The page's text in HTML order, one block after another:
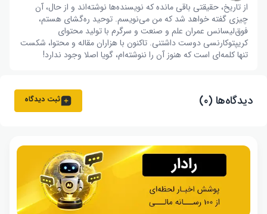
از تاریخ، حقیقتی باقی مانده که نویسنده‌ها نوشته‌اند و از حال، آن
چیزی گفته خواهد شد که من می‌نویسم. توحید ره‌گشای هستم،
فوق‌لیسانس عمران علم و صنعت و سرگرم با تولید محتوای
کریپتوکارنسی دوست داشتنی. تاکنون با هزاران مقاله و محتوا، شکست
تنها کلمه‌ای است که هنوز آن را ننوشته‌ام، گویا اصلا وجود ندارد!
دیدگاه‌ها (۰) ثبت دیدگاه